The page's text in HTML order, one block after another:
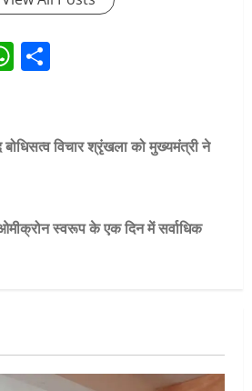
WhatsApp
बोधिसत्व विचार श्रृंखला को मुख्यमंत्री ने
स्वरूप के एक दिन में सर्वाधिक